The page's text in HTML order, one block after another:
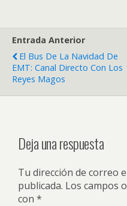
Entrada Anterior
El Bus De La Navidad De
EMT: Canal Directo Con Los
Reyes Magos
Deja una respuesta
Tu dirección de correo
publicada. Los campos
con *